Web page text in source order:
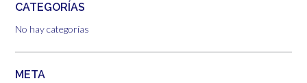
CATEGORÍAS
No hay categorías
META